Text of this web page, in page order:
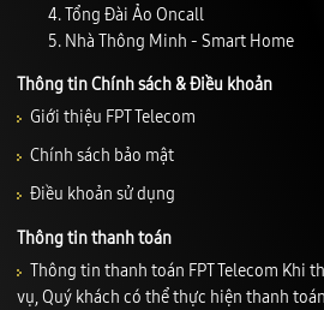
Tổng Đài Ảo Oncall
Nhà Thông Minh - Smart Home
Thông tin Chính sách & Điều khoản
Giới thiệu FPT Telecom
Chính sách bảo mật
Điều khoản sử dụng
Thông tin thanh toán
Thông tin thanh toán FPT Telecom Khi
vụ, Quý khách có thể thực hiện thanh